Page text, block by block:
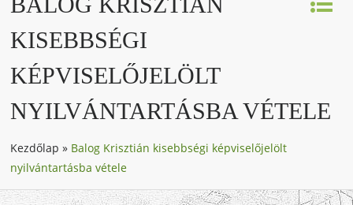
KISEBBSÉGI
KÉPVISELŐJELÖLT
NYILVÁNTARTÁSBA VÉTELE
Kezdőlap » Balog Krisztián kisebbségi képviselőjelölt
nyilvántartásba vétele